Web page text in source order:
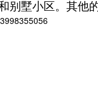
墅小区。其他